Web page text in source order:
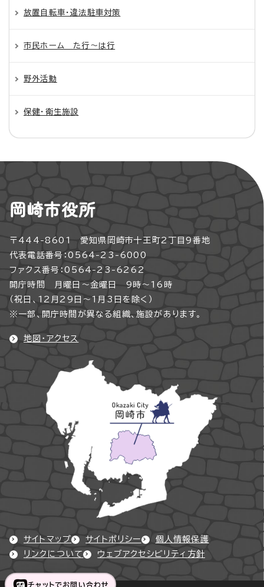
放置自転車・違法駐車対策
市民ホーム た行～は行
野外活動
保健・衛生施設
岡崎市役所
〒444-8601 愛知県岡崎市十王町2丁目9番地
代表電話番号：0564-23-6000
ファクス番号：0564-23-6262
開庁時間 月曜日～金曜日 9時～16時
（祝日、12月29日～1月3日を除く）
※一部、開庁時間が異なる組織、施設があります。
地図・アクセス
サイトマップ サイトポリシー
個人情報保護
リンクについて
ウェブアクセシビリティ方針
チャットでお問い合わせ